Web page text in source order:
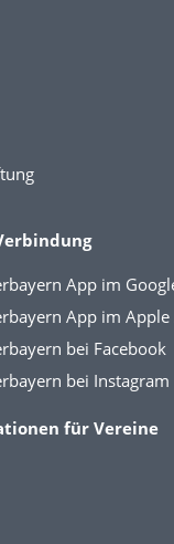
für Vereine